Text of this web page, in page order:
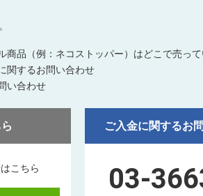
商品（例：ネコストッパー）はどこで売って
関するお問い合わせ
い合わせ
こちら
ご入金に関するお
03-